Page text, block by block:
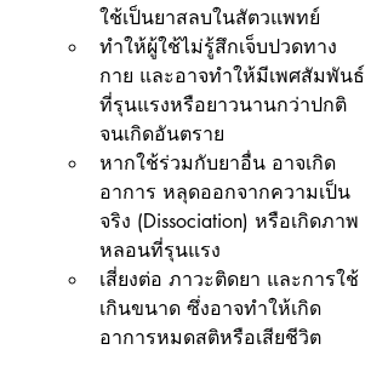
ใช้เป็นยาสลบในสัตวแพทย์
ทำให้ผู้ใช้ไม่รู้สึกเจ็บปวดทาง
กาย และอาจทำให้มีเพศสัมพันธ์
ที่รุนแรงหรือยาวนานกว่าปกติ
จนเกิดอันตราย
หากใช้ร่วมกับยาอื่น อาจเกิด
อาการ หลุดออกจากความเป็น
จริง (Dissociation) หรือเกิดภาพ
หลอนที่รุนแรง
เสี่ยงต่อ ภาวะติดยา และการใช้
เกินขนาด ซึ่งอาจทำให้เกิด
อาการหมดสติหรือเสียชีวิต